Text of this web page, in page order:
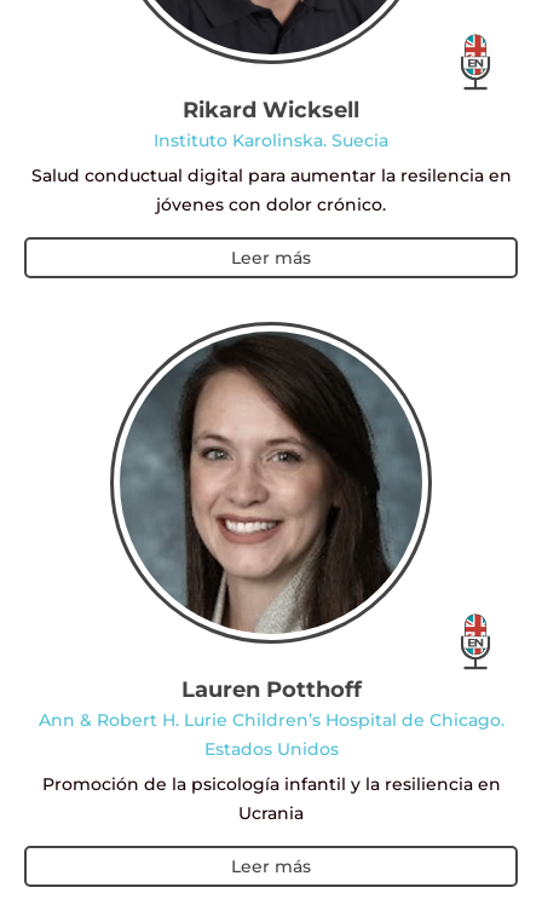
Rikard Wicksell
Instituto Karolinska. Suecia
Salud conductual digital para aumentar la resilencia en
jóvenes con dolor crónico.
Leer más
Lauren Potthoff
Ann & Robert H. Lurie Children’s Hospital de Chicago.
Estados Unidos
Promoción de la psicología infantil y la resiliencia en
Ucrania
Leer más